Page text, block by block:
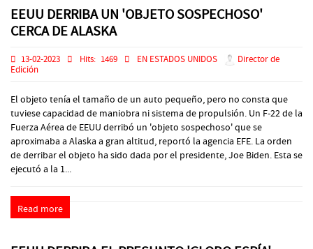
EEUU DERRIBA UN 'OBJETO SOSPECHOSO'
CERCA DE ALASKA
13-02-2023 Hits: 1469 EN ESTADOS UNIDOS
Director de
Edición
El objeto tenía el tamaño de un auto pequeño, pero no consta que
tuviese capacidad de maniobra ni sistema de propulsión. Un F-22 de la
Fuerza Aérea de EEUU derribó un 'objeto sospechoso' que se
aproximaba a Alaska a gran altitud, reportó la agencia EFE. La orden
de derribar el objeto ha sido dada por el presidente, Joe Biden. Esta se
ejecutó a la 1...
Read more